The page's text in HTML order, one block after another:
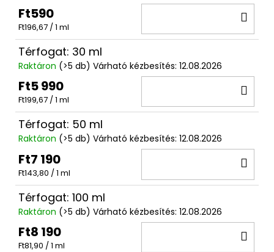
Ft590
Egységár:
Ft196,67 / 1 ml
Térfogat: 30 ml
Raktáron (>5 db) Várható kézbesítés: 12.08.2026
Ft5 990
Egységár:
Ft199,67 / 1 ml
Térfogat: 50 ml
Raktáron (>5 db) Várható kézbesítés: 12.08.2026
Ft7 190
Egységár:
Ft143,80 / 1 ml
Térfogat: 100 ml
Raktáron (>5 db) Várható kézbesítés: 12.08.2026
Ft8 190
Egységár:
Ft81,90 / 1 ml